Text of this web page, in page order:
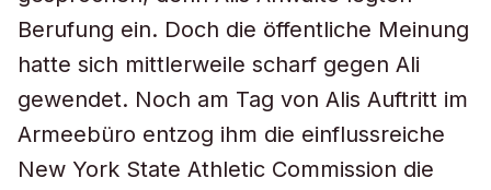
Berufung ein. Doch die öffentliche Meinung
hatte sich mittlerweile scharf gegen Ali
gewendet. Noch am Tag von Alis Auftritt im
Armeebüro entzog ihm die einflussreiche
New York State Athletic Commission die